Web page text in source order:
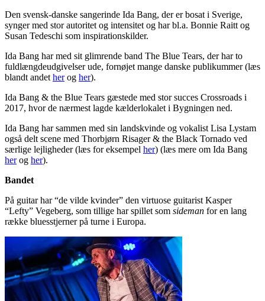
Den svensk-danske sangerinde Ida Bang, der er bosat i Sverige,
synger med stor autoritet og intensitet og har bl.a. Bonnie Raitt og
Susan Tedeschi som inspirationskilder.
Ida Bang har med sit glimrende band The Blue Tears, der har to
fuldlængdeudgivelser ude, fornøjet mange danske publikummer (læs
blandt andet herog her).
Ida Bang & the Blue Tears gæstede med stor succes Crossroads i
2017, hvor de nærmest lagde kælderlokalet i Bygningen ned.
Ida Bang har sammen med sin landskvinde og vokalist Lisa Lystam
også delt scene med Thorbjørn Risager & the Black Tornado ved
særlige lejligheder (læs for eksempel her) (læs mere om Ida Bang
herog her).
Bandet
På guitar har “de vilde kvinder” den virtuose guitarist Kasper
“Lefty” Vegeberg, som tillige har spillet som sideman for en lang
række bluesstjerner på turne i Europa.